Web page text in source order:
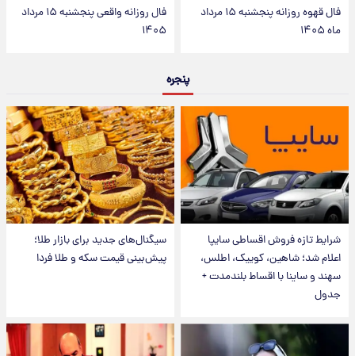
فال قهوه روزانه پنجشنبه ۱۵ مرداد
ماه ۱۴۰۵
فال روزانه واقعی پنجشنبه ۱۵ مرداد
۱۴۰۵
پنجره
شرایط تازه فروش اقساطی سایپا
اعلام شد؛ شاهین، کوییک، اطلس،
سهند و ساینا با اقساط بلندمدت +
جدول
سیگنال‌های جدید برای بازار طلا؛
پیش‌بینی قیمت سکه و طلا فردا